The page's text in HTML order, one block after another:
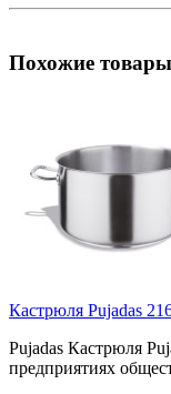
Похожие товары
Кастрюля Pujadas
Pujadas Кастрюля
предприятиях